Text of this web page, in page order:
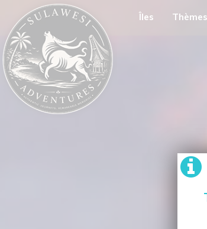
Îles Thèmes